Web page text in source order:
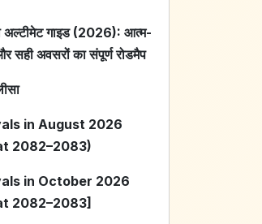
अल्टीमेट गाइड (2026): आत्म-
सही अवसरों का संपूर्ण रोडमैप
in August 2026
2082–2083)
in October 2026
2082–2083]